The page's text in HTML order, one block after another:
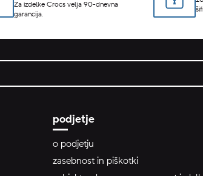
Za izdelke Crocs velja 90-dnevna
garancija.
podjetje
o podjetju
zasebnost in piškotki